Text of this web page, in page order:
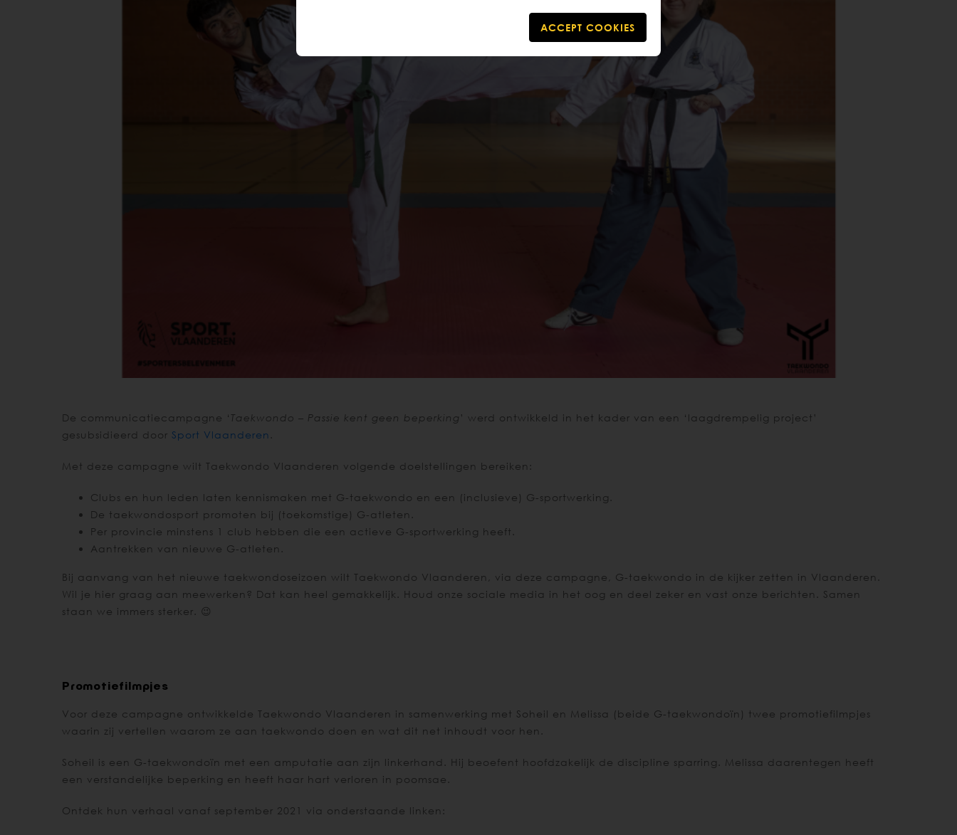
De communicatiecampagne ‘ Taekwondo – Passie kent geen beperking ’ werd ontwikkeld in het kader van een ‘laagdrempelig project’
gesubsidieerd door Sport Vlaanderen
Met deze campagne wilt Taekwondo Vlaanderen volgende doelstellingen bereiken:
Clubs en hun leden laten kennismaken met G-taekwondo en een (inclusieve) G-sportwerking.
De taekwondosport promoten bij (toekomstige) G-atleten.
Per provincie minstens 1 club hebben die een actieve G-sportwerking heeft.
Aantrekken van nieuwe G-atleten.
Bij aanvang van het nieuwe taekwondoseizoen wilt Taekwondo Vlaanderen, via deze campagne, G-taekwondo in de kijker zetten in Vlaanderen.
Wil je hier graag aan meewerken? Dat kan heel gemakkelijk. Houd onze sociale media in het oog en deel zeker en vast onze berichten. Samen
staan we immers sterker. 😉
Promotiefilmpjes
Voor deze campagne ontwikkelde Taekwondo Vlaanderen in samenwerking met Soheil en Melissa (beide G-taekwondoïn) twee promotiefilmpjes
waarin zij vertellen waarom ze aan taekwondo doen en wat dit net inhoudt voor hen.
Soheil is een G-taekwondoïn met een amputatie aan zijn linkerhand. Hij beoefent hoofdzakelijk de discipline sparring. Melissa daarentegen heeft
een verstandelijke beperking en heeft haar hart verloren in poomsae.
Ontdek hun verhaal vanaf september 2021 via onderstaande linken: